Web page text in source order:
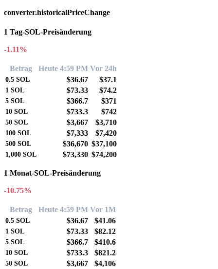
converter.historicalPriceChange
1 Tag-SOL-Preisänderung
-1.11%
Betrag Heute 4:59 PM Vor 24h
0.5 SOL $36.67 $37.1
1 SOL $73.33 $74.2
5 SOL $366.7 $371
10 SOL $733.3 $742
50 SOL $3,667 $3,710
100 SOL $7,333 $7,420
500 SOL $36,670 $37,100
1,000 SOL $73,330 $74,200
1 Monat-SOL-Preisänderung
-10.75%
Betrag Heute 4:59 PM Vor 1M
0.5 SOL $36.67 $41.06
1 SOL $73.33 $82.12
5 SOL $366.7 $410.6
10 SOL $733.3 $821.2
50 SOL $3,667 $4,106